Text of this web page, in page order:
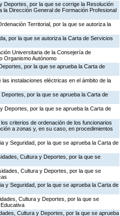
Deportes, por la que se corrige la Resolución
Dirección General de Formación Profesional
Territorial, por la que se autoriza la
por la que se autoriza la Carta de Servicios
Universitaria de la Consejería de
Organismo Autónomo
por la que se aprueba la Carta de
instalaciones eléctricas en el ámbito de la
por la que se aprueba la Carta de
Deportes, por la que se aprueba la Carta de
criterios de ordenación de los funcionarios
a zonas y, en su caso, en procedimientos
y Seguridad, por la que se aprueba la Carta de
Cultura y Deportes, por la que se
Cultura y Deportes, por la que se
y Seguridad, por la que se aprueba la Carta de
Cultura y Deportes, por la que se
Cultura y Deportes, por la que se aprueba